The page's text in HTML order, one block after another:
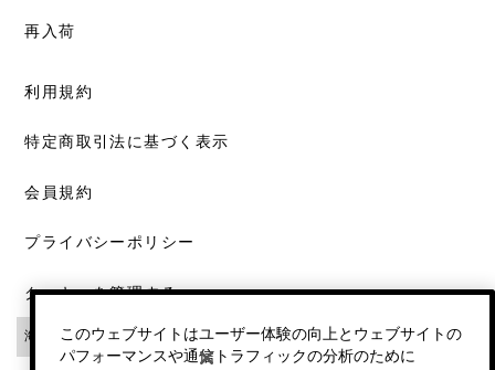
再入荷
利用規約
特定商取引法に基づく表示
会員規約
プライバシーポリシー
クッキーを管理する
このウェブサイトはユーザー体験の向上とウェブサイトの
パフォーマンスや通信トラフィックの分析のために